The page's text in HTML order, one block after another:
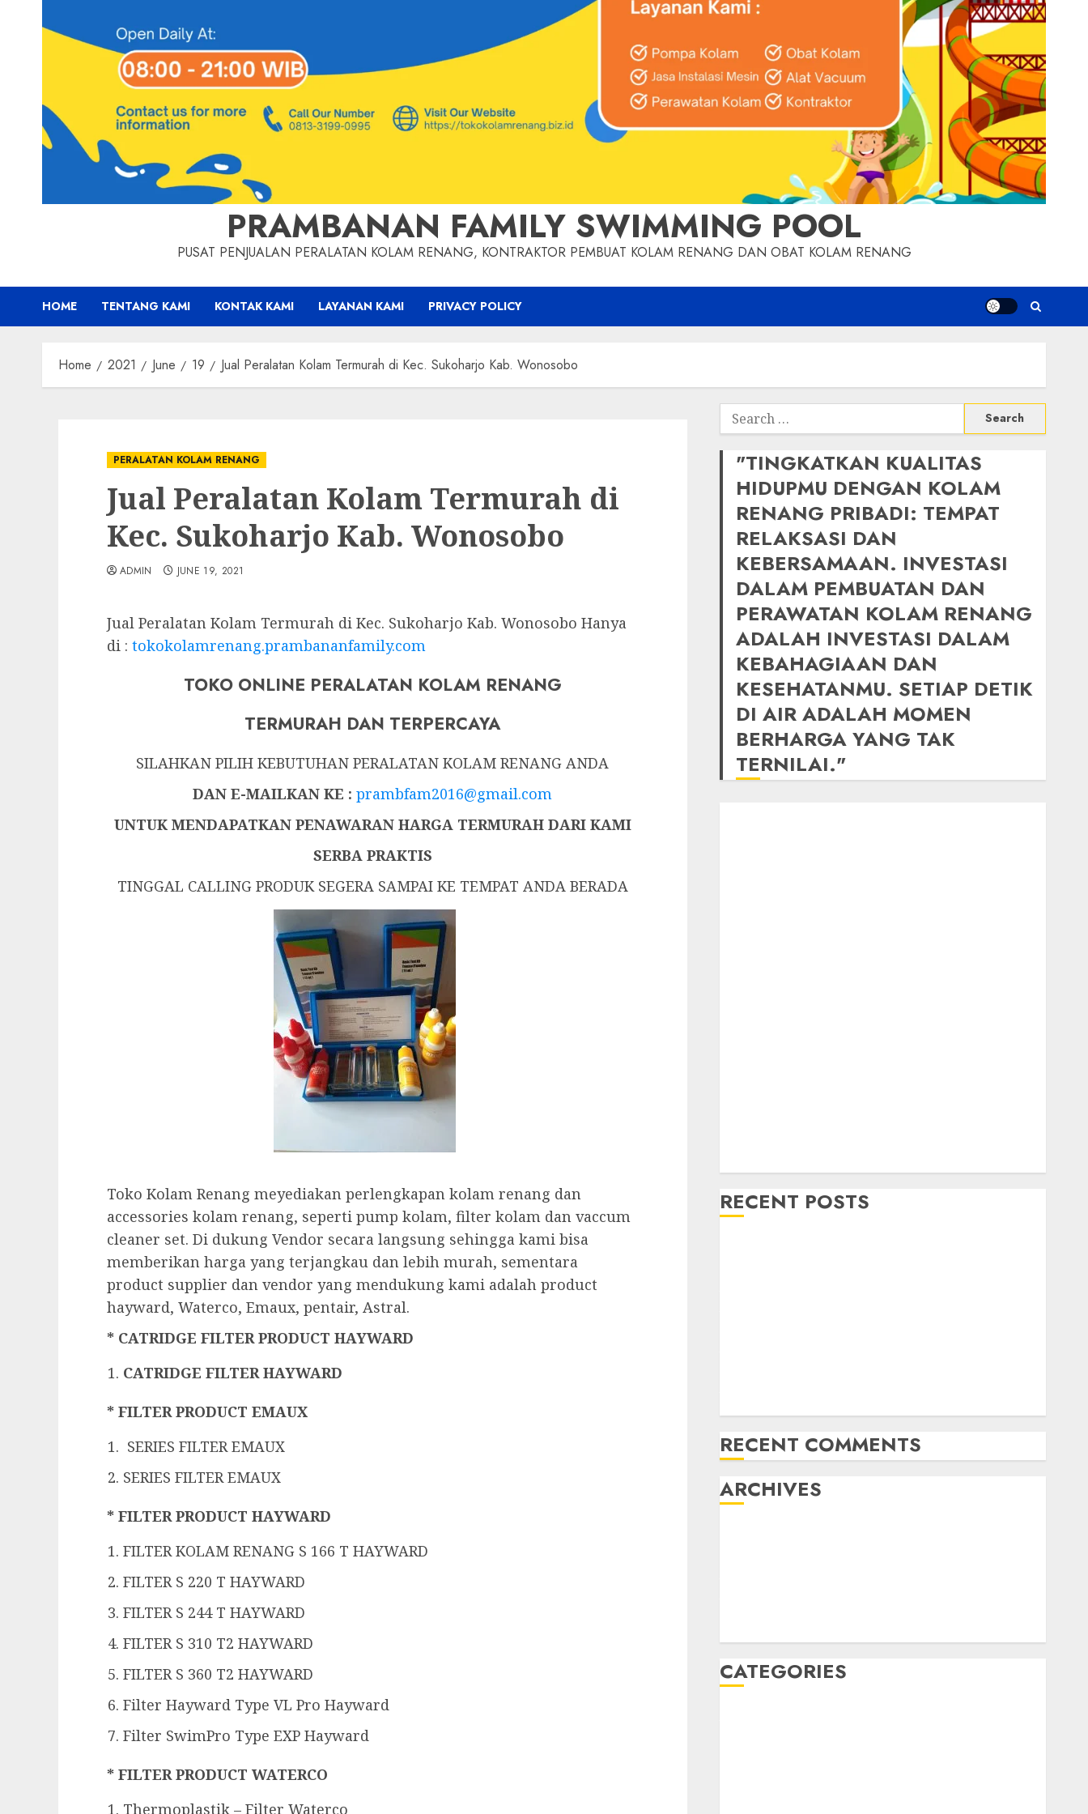
PRAMBANAN FAMILY SWIMMING POOL
PUSAT PENJUALAN PERALATAN KOLAM RENANG, KONTRAKTOR PEMBUAT KOLAM RENANG DAN OBAT KOLAM RENANG
HOME TENTANG KAMI KONTAK KAMI LAYANAN KAMI PRIVACY POLICY
Home 2021 June 19 Jual Peralatan Kolam Termurah di Kec. Sukoharjo Kab. Wonosobo
PERALATAN KOLAM RENANG
Jual Peralatan Kolam Termurah di
Kec. Sukoharjo Kab. Wonosobo
ADMIN JUNE 19, 2021
Jual Peralatan Kolam Termurah di Kec. Sukoharjo Kab. Wonosobo Hanya
di : tokokolamrenang.prambananfamily.com
TOKO ONLINE PERALATAN KOLAM RENANG
TERMURAH DAN TERPERCAYA
SILAHKAN PILIH KEBUTUHAN PERALATAN KOLAM RENANG ANDA
DAN E-MAILKAN KE : prambfam2016@gmail.com
UNTUK MENDAPATKAN PENAWARAN HARGA TERMURAH DARI KAMI
SERBA PRAKTIS
TINGGAL CALLING PRODUK SEGERA SAMPAI KE TEMPAT ANDA BERADA
Toko Kolam Renang meyediakan perlengkapan kolam renang dan
accessories kolam renang, seperti pump kolam, filter kolam dan vaccum
cleaner set. Di dukung Vendor secara langsung sehingga kami bisa
memberikan harga yang terjangkau dan lebih murah, sementara
product supplier dan vendor yang mendukung kami adalah product
hayward, Waterco, Emaux, pentair, Astral.
* CATRIDGE FILTER PRODUCT HAYWARD
CATRIDGE FILTER HAYWARD
* FILTER PRODUCT EMAUX
SERIES FILTER EMAUX
SERIES FILTER EMAUX
* FILTER PRODUCT HAYWARD
FILTER KOLAM RENANG S 166 T HAYWARD
FILTER S 220 T HAYWARD
FILTER S 244 T HAYWARD
FILTER S 310 T2 HAYWARD
FILTER S 360 T2 HAYWARD
Filter Hayward Type VL Pro Hayward
Filter SwimPro Type EXP Hayward
* FILTER PRODUCT WATERCO
Thermoplastik – Filter Waterco
Search
for:
"TINGKATKAN KUALITAS
HIDUPMU DENGAN KOLAM
RENANG PRIBADI: TEMPAT
RELAKSASI DAN
KEBERSAMAAN. INVESTASI
DALAM PEMBUATAN DAN
PERAWATAN KOLAM RENANG
ADALAH INVESTASI DALAM
KEBAHAGIAAN DAN
KESEHATANMU. SETIAP DETIK
DI AIR ADALAH MOMEN
BERHARGA YANG TAK
TERNILAI."
RECENT POSTS
RECENT COMMENTS
ARCHIVES
CATEGORIES